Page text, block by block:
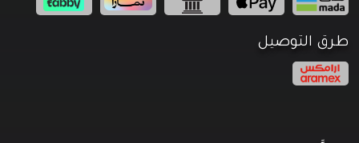
طرق التوصيل